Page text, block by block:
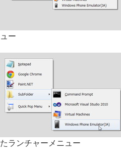
ュー
たランチャーメニュー